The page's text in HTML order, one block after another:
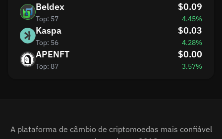
Beldex
Top: 57
$0.09
4.45%
Kaspa
Top: 56
$0.03
4.28%
APENFT
Top: 87
$0.00
3.57%
A plataforma de câmbio de criptomoedas mais confiável